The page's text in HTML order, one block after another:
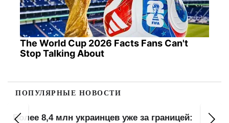
The World Cup 2026 Facts Fans Can't
Stop Talking About
ПОПУЛЯРНЫЕ НОВОСТИ
Более 8,4 млн украинцев уже за границей: